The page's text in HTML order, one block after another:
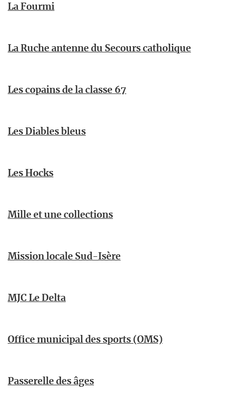
La Fourmi
La Ruche antenne du Secours catholique
Les copains de la classe 67
Les Diables bleus
Les Hocks
Mille et une collections
Mission locale Sud-Isère
MJC Le Delta
Office municipal des sports (OMS)
Passerelle des âges